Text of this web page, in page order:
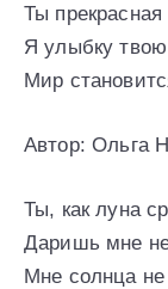
Ты
Я улыбку твою
Мир
Автор: Ольга
Ты, как луна
Даришь мне
Мне солнца